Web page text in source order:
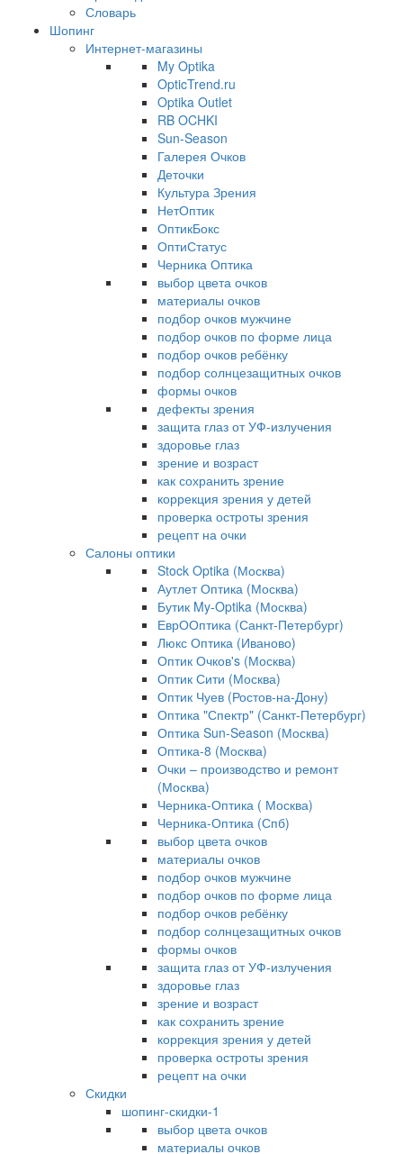
Словарь
Шопинг
Интернет-магазины
My Optika
OpticTrend.ru
Optika Outlet
RB OCHKI
Sun-Season
Галерея Очков
Деточки
Культура Зрения
НетОптик
ОптикБокс
ОптиСтатус
Черника Оптика
выбор цвета очков
материалы очков
подбор очков мужчине
подбор очков по форме лица
подбор очков ребёнку
подбор солнцезащитных очков
формы очков
дефекты зрения
защита глаз от УФ-излучения
здоровье глаз
зрение и возраст
как сохранить зрение
коррекция зрения у детей
проверка остроты зрения
рецепт на очки
Салоны оптики
Stock Optika (Москва)
Аутлет Оптика (Москва)
Бутик My-Optika (Москва)
ЕврООптика (Санкт-Петербург)
Люкс Оптика (Иваново)
Оптик Очков's (Москва)
Оптик Сити (Москва)
Оптик Чуев (Ростов-на-Дону)
Оптика "Спектр" (Санкт-Петербург)
Оптика Sun-Season (Москва)
Оптика-8 (Москва)
Очки – производство и ремонт
(Москва)
Черника-Оптика ( Москва)
Черника-Оптика (Спб)
выбор цвета очков
материалы очков
подбор очков мужчине
подбор очков по форме лица
подбор очков ребёнку
подбор солнцезащитных очков
формы очков
защита глаз от УФ-излучения
здоровье глаз
зрение и возраст
как сохранить зрение
коррекция зрения у детей
проверка остроты зрения
рецепт на очки
Скидки
шопинг-скидки-1
выбор цвета очков
материалы очков